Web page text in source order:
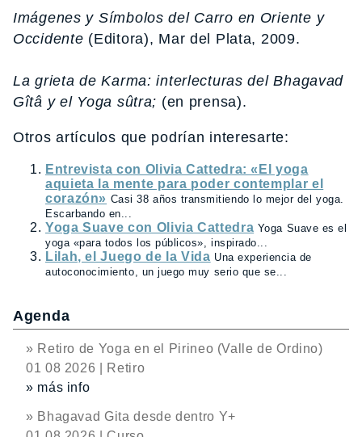
Imágenes y Símbolos del Carro en Oriente y
Occidente (Editora), Mar del Plata, 2009.
La grieta de Karma: interlecturas del Bhagavad
Gîtâ y el Yoga sûtra; (en prensa).
Otros artículos que podrían interesarte:
Entrevista con Olivia Cattedra: «El yoga
aquieta la mente para poder contemplar el
corazón» Casi 38 años transmitiendo lo mejor del yoga.
Escarbando en...
Yoga Suave con Olivia Cattedra Yoga Suave es el
yoga «para todos los públicos», inspirado...
Lilah, el Juego de la Vida Una experiencia de
autoconocimiento, un juego muy serio que se...
Agenda
» Retiro de Yoga en el Pirineo (Valle de Ordino)
01 08 2026 | Retiro
» más info
» Bhagavad Gita desde dentro Y+